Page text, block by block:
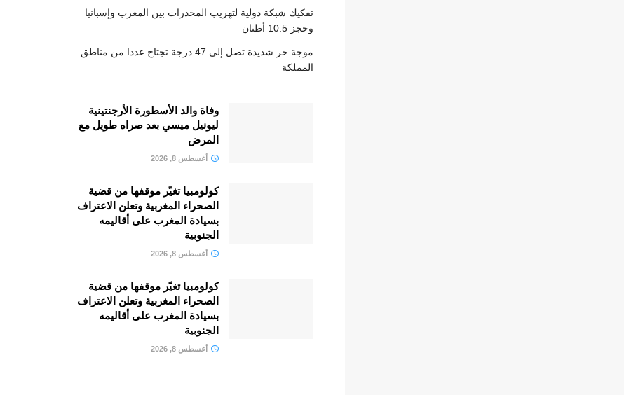
تفكيك شبكة دولية لتهريب المخدرات بين المغرب وإسبانيا
وحجز 10.5 أطنان
موجة حر شديدة تصل إلى 47 درجة تجتاح عددا من مناطق
المملكة
وفاة والد الأسطورة الأرجنتينية
ليونيل ميسي بعد صراه طويل مع
المرض
أغسطس 8, 2026
كولومبيا تغيّر موقفها من قضية
الصحراء المغربية وتعلن الاعتراف
بسيادة المغرب على أقاليمه
الجنوبية
أغسطس 8, 2026
كولومبيا تغيّر موقفها من قضية
الصحراء المغربية وتعلن الاعتراف
بسيادة المغرب على أقاليمه
الجنوبية
أغسطس 8, 2026